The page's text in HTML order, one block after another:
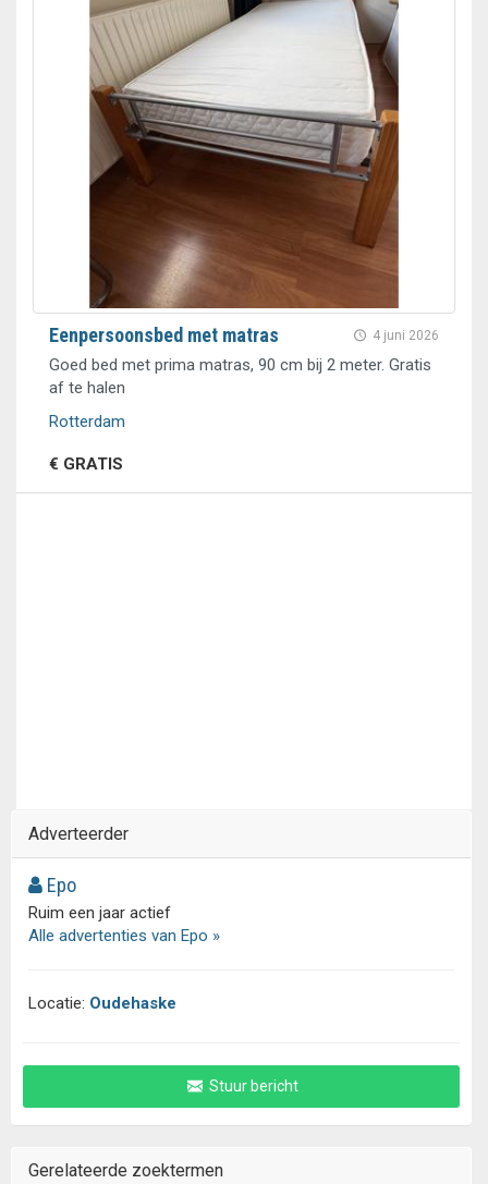
4 juni 2026
Eenpersoonsbed met matras
Goed bed met prima matras, 90 cm bij 2 meter. Gratis
af te halen
Rotterdam
€ GRATIS
Adverteerder
Epo
Ruim een jaar actief
Alle advertenties van Epo »
Locatie: Oudehaske
Stuur bericht
Gerelateerde zoektermen